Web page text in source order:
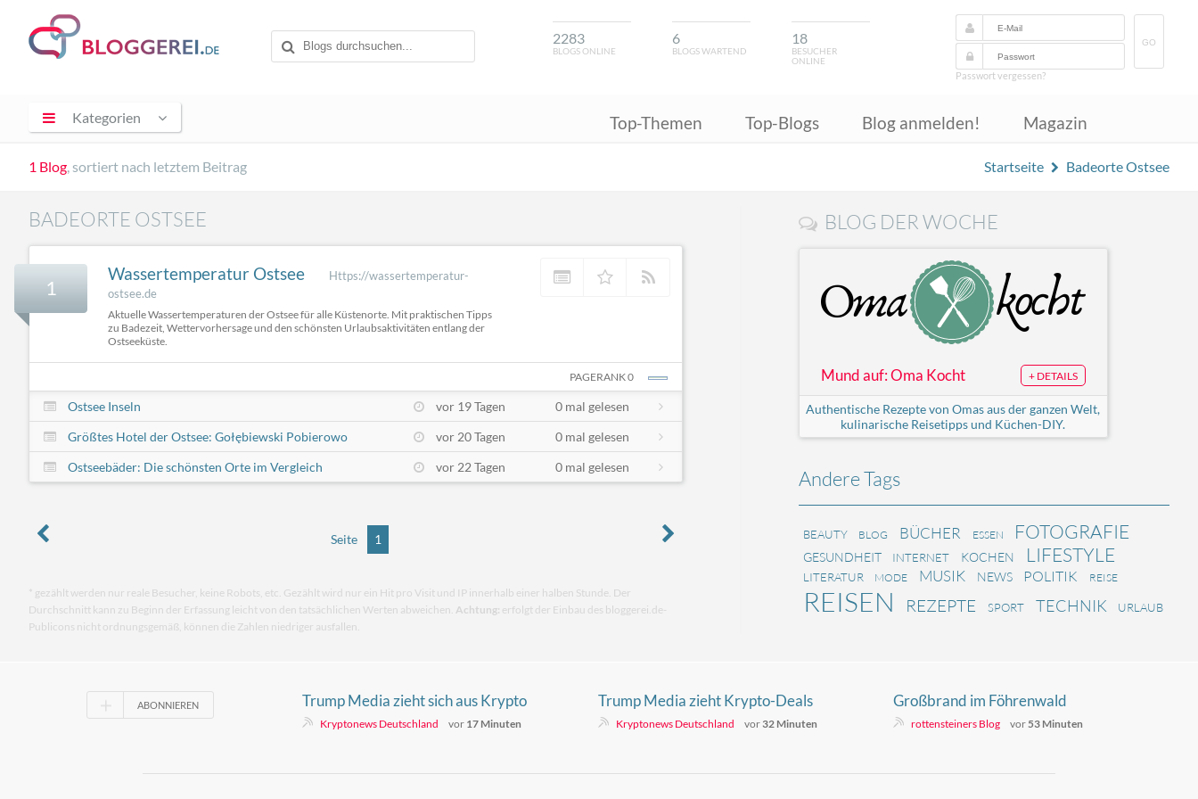
2283
BLOGS ONLINE
6
BLOGS WARTEND
18
BESUCHER
ONLINE
GO
Passwort vergessen?
Kategorien Top-Themen Top-Blogs Blog anmelden! Magazin
1 Blog, sortiert nach letztem Beitrag Startseite Badeorte Ostsee
BADEORTE OSTSEE
1
Wassertemperatur Ostsee
Https://wassertemperatur-
ostsee.de
Aktuelle Wassertemperaturen der Ostsee für alle Küstenorte. Mit praktischen Tipps
zu Badezeit, Wettervorhersage und den schönsten Urlaubsaktivitäten entlang der
Ostseeküste.
PAGERANK 0
Ostsee Inseln vor 19 Tagen
0 mal gelesen
Größtes Hotel der Ostsee: Gołębiewski Pobierowo
vor 20 Tagen
0 mal gelesen
Ostseebäder: Die schönsten Orte im Vergleich
vor 22 Tagen 0 mal gelesen
Seite 1
* gezählt werden nur reale Besucher, keine Robots, etc. Gezählt wird nur ein Hit pro Visit und IP innerhalb einer halben Stunde. Der
Durchschnitt kann zu Beginn der Erfassung leicht von den tatsächlichen Werten abweichen. Achtung: erfolgt der Einbau des bloggerei.de-
Publicons nicht ordnungsgemäß, können die Zahlen niedriger ausfallen.
BLOG DER WOCHE
Mund auf: Oma Kocht + DETAILS
Authentische Rezepte von Omas aus der ganzen Welt,
kulinarische Reisetipps und Küchen-DIY.
Andere Tags
BEAUTY BLOG BÜCHER ESSEN FOTOGRAFIE
GESUNDHEIT INTERNET KOCHEN LIFESTYLE
LITERATUR MODE MUSIK NEWS POLITIK REISE
REISEN REZEPTE SPORT TECHNIK URLAUB
ABONNIEREN
Trump Media zieht sich aus Krypto
zurück und streicht Deal mit
Kryptonews Deutschland vor 17 Minuten
Trump Media zieht Krypto-Deals
unter Interims-CEO McGurn zurück
Kryptonews Deutschland vor 32 Minuten
Großbrand im Föhrenwald
rottensteiners Blog vor53 Minuten